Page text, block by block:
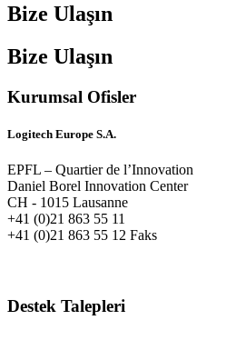
Bize Ulaşın
Bize Ulaşın
Kurumsal Ofisler
Logitech Europe S.A.
EPFL – Quartier de l’Innovation
Daniel Borel Innovation Center
CH - 1015 Lausanne
+41 (0)21 863 55 11
+41 (0)21 863 55 12 Faks
Destek Talepleri